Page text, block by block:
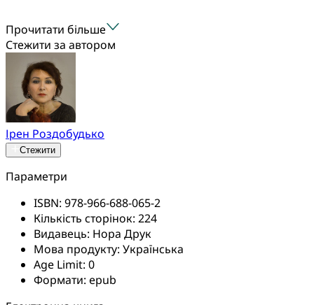
Прочитати більше
Стежити за автором
Ірен Роздобудько
Стежити
Параметри
ISBN: 978-966-688-065-2
Кількість сторінок: 224
Видавець: Нора Друк
Мова продукту: Українська
Age Limit: 0
Формати: epub